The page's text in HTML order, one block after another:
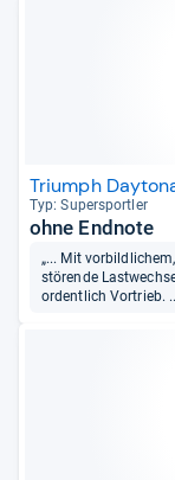
Triumph
Typ: Super­sport­ler
ohne Endnote
„... Mit
störende
ordentlich Vortrieb.